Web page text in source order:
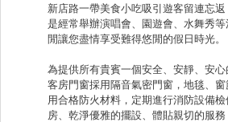
新店路一帶美食小吃吸引遊客留連忘
是經常舉辦演唱會、園遊會、水舞秀
閒讓您盡情享受難得悠閒的假日時光。
為提供所有貴賓一個安全、安靜、安
客房門窗採用隔音氣密門窗，地毯、
用合格防火材料，定期進行消防設備
房、乾淨優雅的擺設、體貼親切的服